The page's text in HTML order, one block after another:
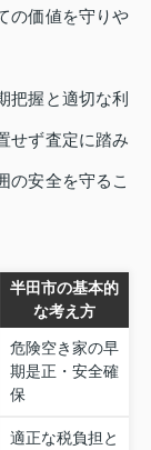
の価値を守りや
把握と適切な利
せず査定に踏み
の安全を守るこ
半田市の基本的
な考え方
危険空き家の早
期是正・安全確
保
適正な税負担と